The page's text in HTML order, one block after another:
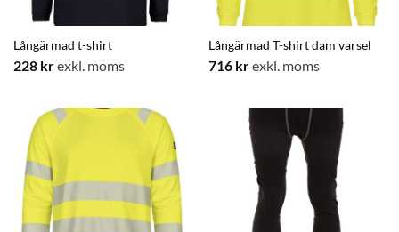
Långärmad t-shirt
228 krexkl. moms
Långärmad T-shirt dam varsel
716 krexkl. moms